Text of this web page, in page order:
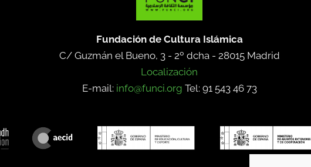
Fundación de Cultura Islámica
C/ Guzmán el Bueno, 3 - 2º dcha - 28015 Madrid
Localización
E-mail: info@funci.org Tel: 91 543 46 73